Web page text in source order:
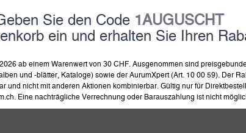
Produkt merken
Sie den Code 1AUGUSCHT
ein und erhalten Sie Ihren
ab einem Warenwert von 30 CHF. Ausgenommen sind
und -blätter, Kataloge) sowie der AurumXpert (Art. 10 00 59). Der
und nicht mit anderen Aktionen kombinierbar. Gültig nur für
Eine nachträgliche Verrechnung oder Barauszahlung ist nicht